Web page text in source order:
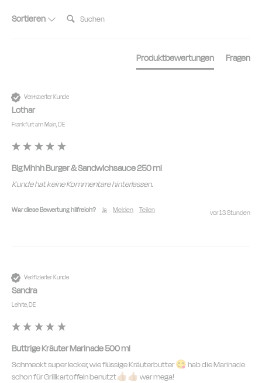
Sortieren Suchen:
Produktbewertungen Fragen
Verifizierter Kunde
Lothar
Frankfurt am Main, DE
Big Mhhh Burger & Sandwichsauce 250 ml
Kunde hat keine Kommentare hinterlassen.
War diese Bewertung hilfreich? Ja Melden Teilen vor 13 Stunden
Verifizierter Kunde
Sandra
Lehrte, DE
Buttrige Kräuter Marinade 500 ml
Schmeckt super lecker, wie flüssige Kräuterbutter 😋 hab die Marinade
schon für Grillkartoffeln benutzt👍🏼👍🏼 war mega!